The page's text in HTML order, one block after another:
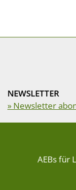
NEWSLETTER
» Newsletter
AEBs für